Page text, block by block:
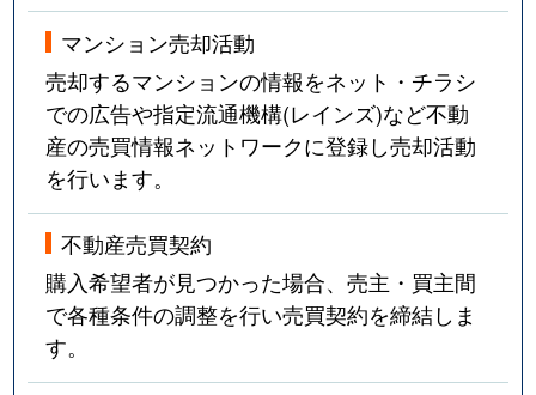
マンション売却活動
売却するマンションの情報をネット・チラシ
での広告や指定流通機構(レインズ)など不動
産の売買情報ネットワークに登録し売却活動
を行います。
不動産売買契約
購入希望者が見つかった場合、売主・買主間
で各種条件の調整を行い売買契約を締結しま
す。